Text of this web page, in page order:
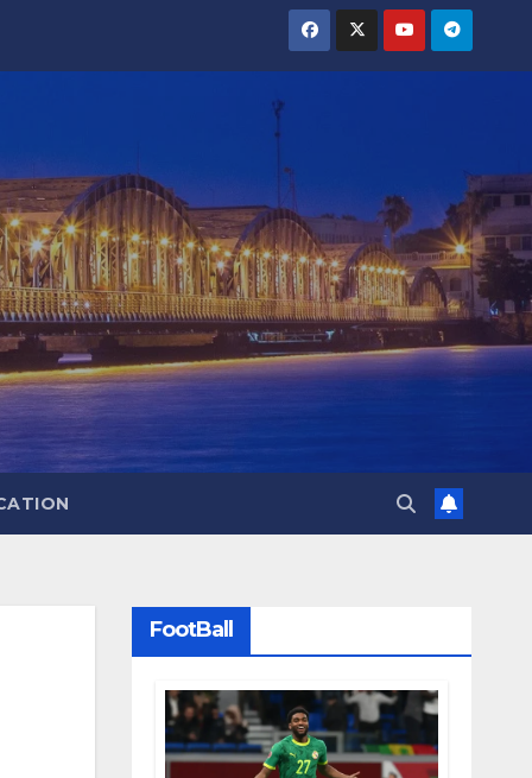
FootBall